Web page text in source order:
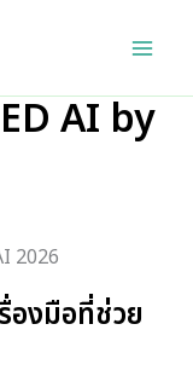
AI by
องมือที่ช่วย